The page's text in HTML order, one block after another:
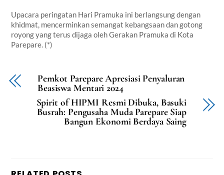
Upacara peringatan Hari Pramuka ini berlangsung dengan
khidmat, mencerminkan semangat kebangsaan dan gotong
royong yang terus dijaga oleh Gerakan Pramuka di Kota
Parepare. (*)
Pemkot Parepare Apresiasi Penyaluran
Beasiswa Mentari 2024
Spirit of HIPMI Resmi Dibuka, Basuki
Busrah: Pengusaha Muda Parepare Siap
Bangun Ekonomi Berdaya Saing